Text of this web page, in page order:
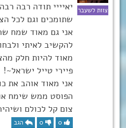
יאיייי תודה רבה
שתומכים וגם לכל
אני גם מאוד שמח
להקשיב לאיתי
מאוד להיות חלק
פיירי טייל ישראל~!
אני מאוד אוהב את
הפוסט ממש שימח
צום קל לכולם
0
0 הגב